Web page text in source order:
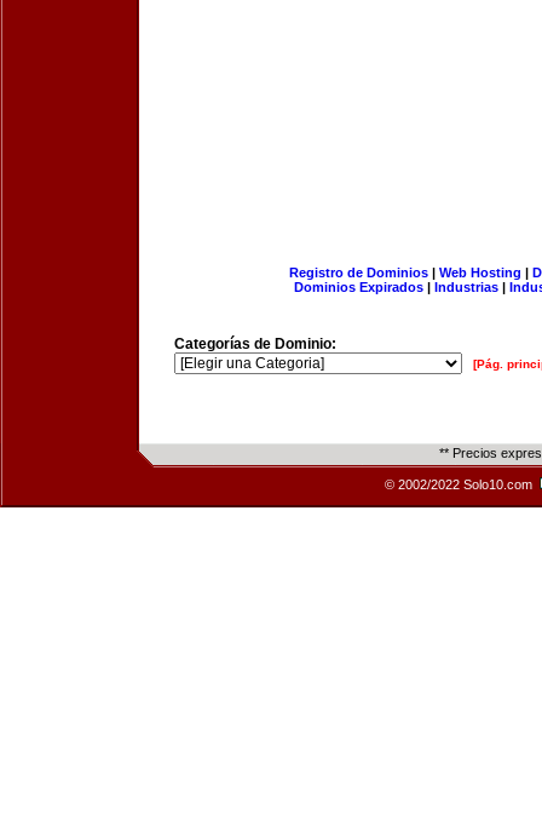
Registro de Dominios| Web Hosting |
Dominios Expirados | Industrias |
Categorías de Dominio:
[Pág.
** Precios
© 2002/2022 Solo10.com